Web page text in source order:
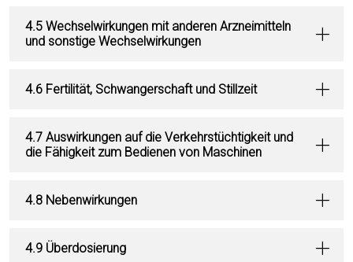
4.5 Wechselwirkungen mit anderen Arzneimitteln
und sonstige Wechselwirkungen
4.6 Fertilität, Schwangerschaft und Stillzeit
4.7 Auswirkungen auf die Verkehrstüchtigkeit und
die Fähigkeit zum Bedienen von Maschinen
4.8 Nebenwirkungen
4.9 Überdosierung